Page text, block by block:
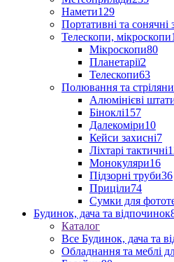
Намети129
Портативні та сонячні
Телескопи, мікроскопи
Мікроскопи80
Планетарії2
Телескопи63
Полювання та
Алюмінієві
Біноклі157
Далекоміри10
Кейси захисні7
Ліхтарі тактичні
Монокуляри16
Підзорні труби36
Приціли74
Сумки для
Будинок, дача та відпочинок
Каталог
Все Будинок, дача та
Обладнання та меблі